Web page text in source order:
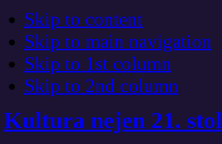
Skip to content
Skip to main navigation
Skip to 1st column
Skip to 2nd column
Kultura nejen 21.